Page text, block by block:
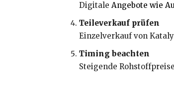
Digitale Angebote wie
Teileverkauf prüfen
Einzelverkauf von
Timing beachten
Steigende